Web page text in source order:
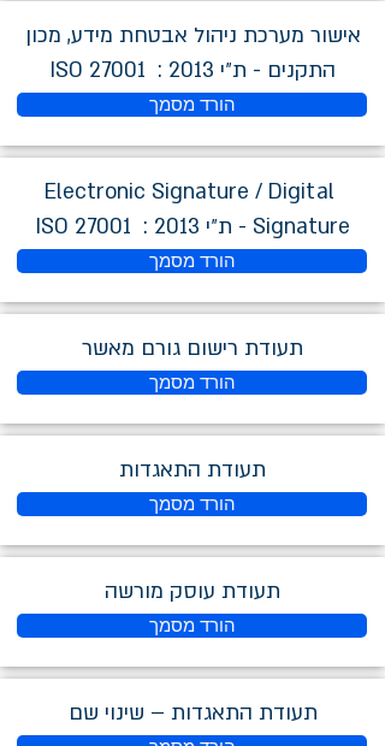
אישור מערכת ניהול אבטחת מידע, מכון
התקנים - ת״י 2013 : ISO 27001
הורד מסמך
Electronic Signature / Digital
Signature - ת״י 2013 : ISO 27001
הורד מסמך
תעודת רישום גורם מאשר
הורד מסמך
תעודת התאגדות
הורד מסמך
תעודת עוסק מורשה
הורד מסמך
תעודת התאגדות – שינוי שם